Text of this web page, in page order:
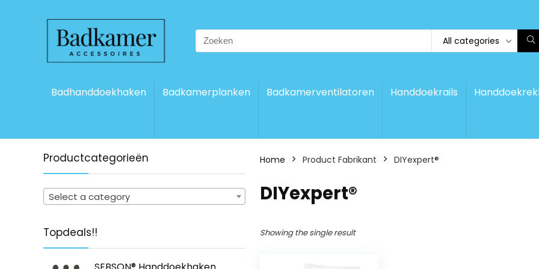
Search
for:
All categories
Badhanddoekhaken Badkamerplanken Badkamerventilatoren Handdoekrails
Productcategorieën
Select a category
Topdeals!!
Home Product Fabrikant ‎DIYexpert®
‎DIYexpert®
Showing the single result